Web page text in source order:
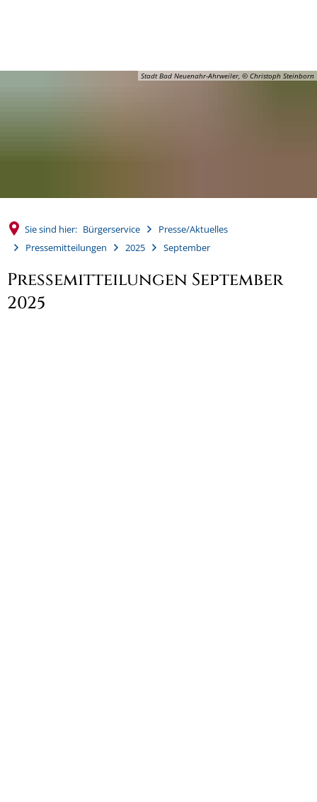
Stadt Bad Neuenahr-Ahrweiler, © Christoph Steinborn
Sie sind hier: Bürgerservice
Presse/Aktuelles
Pressemitteilungen
2025 September
Pressemitteilungen September
2025